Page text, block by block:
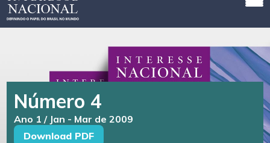
Número 4
Ano 1 / Jan - Mar de 2009
Download PDF